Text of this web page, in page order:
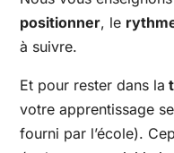
positionner, le
à suivre.
Et pour rester dans la
votre apprentissage
fourni par l’école).